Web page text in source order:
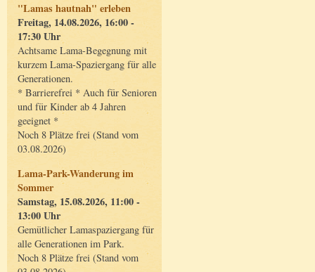
"Lamas hautnah" erleben
Freitag, 14.08.2026, 16:00 -
17:30 Uhr
Achtsame Lama-Begegnung mit
kurzem Lama-Spaziergang für alle
Generationen.
* Barrierefrei * Auch für Senioren
und für Kinder ab 4 Jahren
geeignet *
Noch 8 Plätze frei (Stand vom
03.08.2026)
Lama-Park-Wanderung im
Sommer
Samstag, 15.08.2026, 11:00 -
13:00 Uhr
Gemütlicher Lamaspaziergang für
alle Generationen im Park.
Noch 8 Plätze frei (Stand vom